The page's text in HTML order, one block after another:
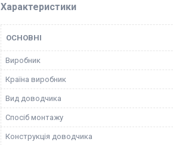
Характеристики
ОСНОВНІ
Виробник
Країна виробник
Вид доводчика
Спосіб монтажу
Конструкція доводчика